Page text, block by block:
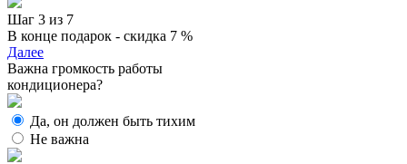
Шаг 3 из 7
В конце подарок - скидка 7 %
Далее
Важна громкость работы
кондиционера?
Да, он должен быть тихим
Не важна